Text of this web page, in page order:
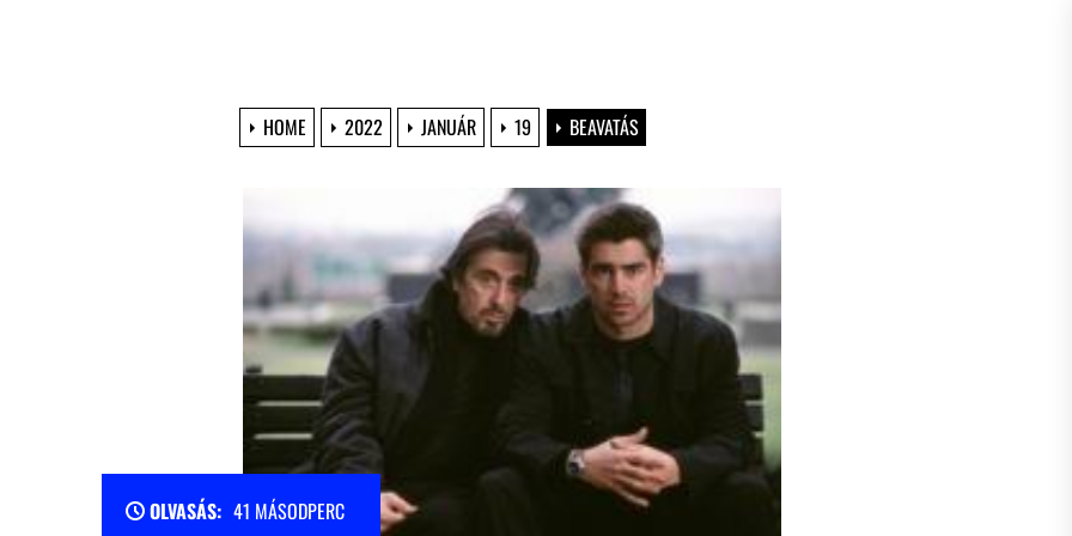
HOME 2022 JANUÁR 19 BEAVATÁS
OLVASÁS: 41 MÁSODPERC